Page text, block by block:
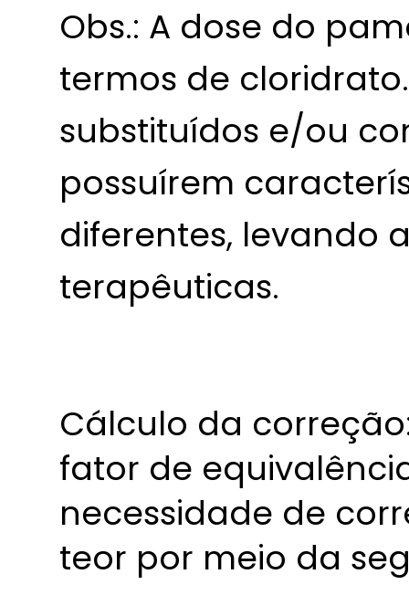
Obs.: A dose do
termos de
substituídos e/ou
possuírem
diferentes, levando
terapêuticas.
Cálculo da
fator de
necessidade de
teor por meio da